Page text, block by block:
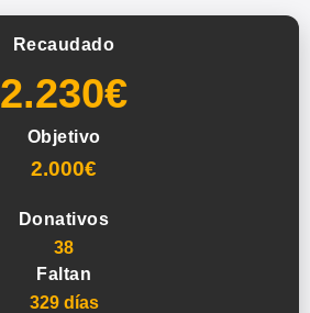
Recaudado
2.230€
Objetivo
2.000€
Donativos
38
Faltan
329 días